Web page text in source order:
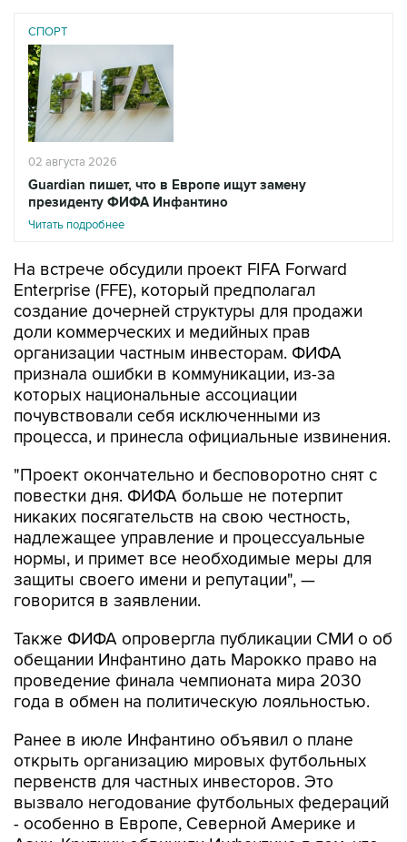
СПОРТ
02 августа 2026
Guardian пишет, что в Европе ищут замену
президенту ФИФА Инфантино
Читать подробнее
На встрече обсудили проект FIFA Forward
Enterprise (FFE), который предполагал
создание дочерней структуры для продажи
доли коммерческих и медийных прав
организации частным инвесторам. ФИФА
признала ошибки в коммуникации, из-за
которых национальные ассоциации
почувствовали себя исключенными из
процесса, и принесла официальные извинения.
"Проект окончательно и бесповоротно снят с
повестки дня. ФИФА больше не потерпит
никаких посягательств на свою честность,
надлежащее управление и процессуальные
нормы, и примет все необходимые меры для
защиты своего имени и репутации", —
говорится в заявлении.
Также ФИФА опровергла публикации СМИ о об
обещании Инфантино дать Марокко право на
проведение финала чемпионата мира 2030
года в обмен на политическую лояльностью.
Ранее в июле Инфантино объявил о плане
открыть организацию мировых футбольных
первенств для частных инвесторов. Это
вызвало негодование футбольных федераций
- особенно в Европе, Северной Америке и